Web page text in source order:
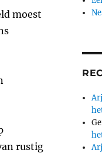
moest
rustig